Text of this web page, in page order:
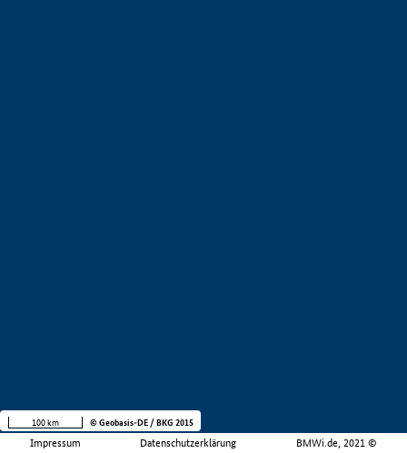
Impressum Datenschutzerklärung BMWi.de, 2021 ©
100 km © Geobasis-DE / BKG 2015